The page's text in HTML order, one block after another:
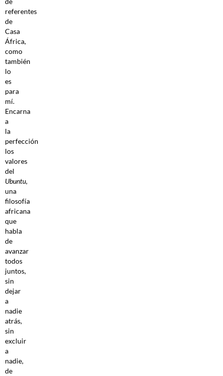
referentes
de
Casa
África,
como
también
lo
es
para
mí.
Encarna
a
la
perfección
los
valores
del
Ubuntu,
una
filosofía
africana
que
habla
de
avanzar
todos
juntos,
sin
dejar
a
nadie
atrás,
sin
excluir
a
nadie,
de